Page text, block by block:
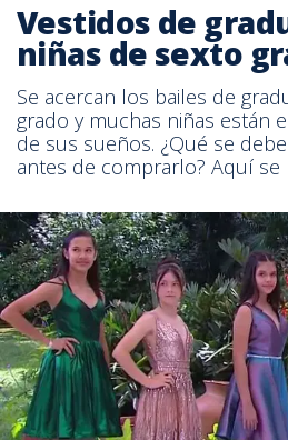
Vestidos de
niñas de sexto
Se acercan los bailes de
grado y muchas niñas están
de sus sueños. ¿Qué se
antes de comprarlo? Aquí se